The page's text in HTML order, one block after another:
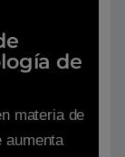
de
materia de
aumenta